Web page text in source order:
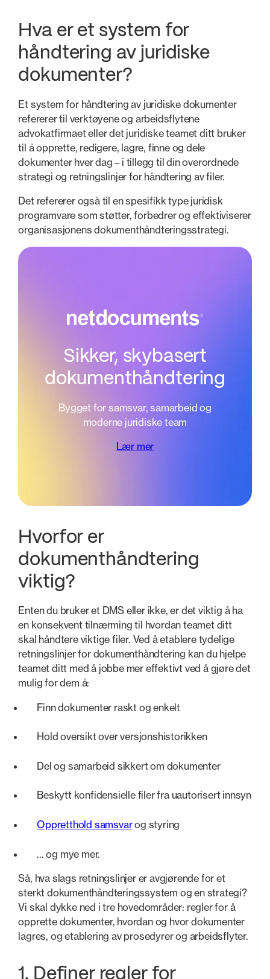
Hva er et system for
håndtering av juridiske
dokumenter?
Et system for håndtering av juridiske dokumenter
refererer til verktøyene og arbeidsflytene
advokatfirmaet eller det juridiske teamet ditt bruker
til å opprette, redigere, lagre, finne og dele
dokumenter hver dag – i tillegg til din overordnede
strategi og retningslinjer for håndtering av filer.
Det refererer også til en spesifikk type juridisk
programvare som støtter, forbedrer og effektiviserer
organisasjonens dokumenthåndteringsstrategi.
Sikker, skybasert
dokumenthåndtering
Bygget for samsvar, samarbeid og
moderne juridiske team
Lær mer
Hvorfor er
dokumenthåndtering
viktig?
Enten du bruker et DMS eller ikke, er det viktig å ha
en konsekvent tilnærming til hvordan teamet ditt
skal håndtere viktige filer. Ved å etablere tydelige
retningslinjer for dokumenthåndtering kan du hjelpe
teamet ditt med å jobbe mer effektivt ved å gjøre det
mulig for dem å:
Finn dokumenter raskt og enkelt
Hold oversikt over versjonshistorikken
Del og samarbeid sikkert om dokumenter
Beskytt konfidensielle filer fra uautorisert innsyn
Oppretthold samsvarog styring
... og mye mer.
Så, hva slags retningslinjer er avgjørende for et
sterkt dokumenthåndteringssystem og en strategi?
Vi skal dykke ned i tre hovedområder: regler for å
opprette dokumenter, hvordan og hvor dokumenter
lagres, og etablering av prosedyrer og arbeidsflyter.
1. Definer regler for